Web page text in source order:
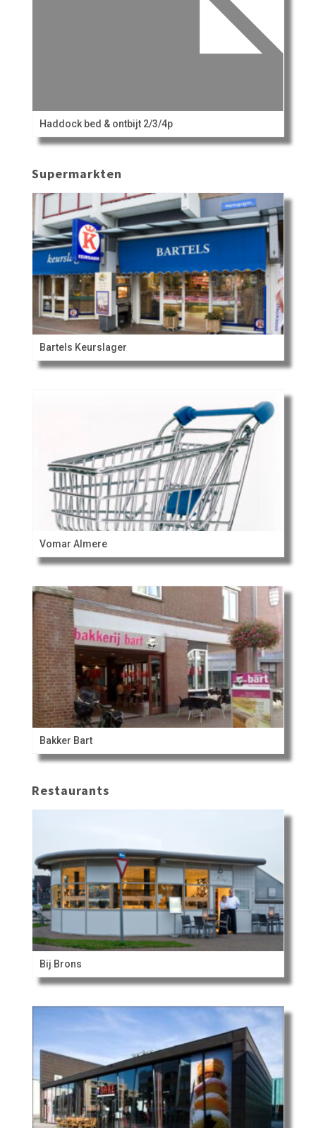
Haddock bed & ontbijt 2/3/4p
Supermarkten
Bartels Keurslager
Vomar Almere
Bakker Bart
Restaurants
Bij Brons